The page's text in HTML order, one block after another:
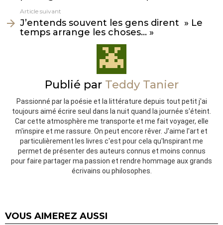
Article suivant
J’entends souvent les gens dirent » Le
temps arrange les choses… »
Publié par Teddy Tanier
Passionné par la poésie et la littérature depuis tout petit j'ai
toujours aimé écrire seul dans la nuit quand la journée s'éteint.
Car cette atmosphère me transporte et me fait voyager, elle
m'inspire et me rassure. On peut encore rêver. J'aime l'art et
particulièrement les livres c'est pour cela qu'Inspirant me
permet de présenter des auteurs connus et moins connus
pour faire partager ma passion et rendre hommage aux grands
écrivains ou philosophes.
VOUS AIMEREZ AUSSI